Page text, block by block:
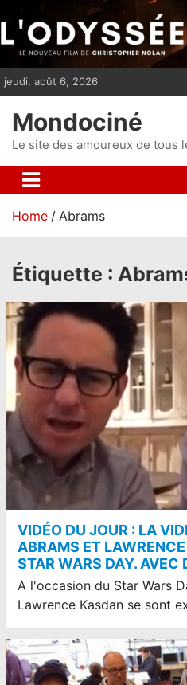
i
p
t
n
t
jeudi, août 6, 2026
Mondociné
Le site des amoureux de tous
Home Abrams
Étiquette :
VIDÉO DU JOUR : LA
ABRAMS ET
STAR WARS DAY.
A l'occasion du Star Wars
Lawrence Kasdan se sont